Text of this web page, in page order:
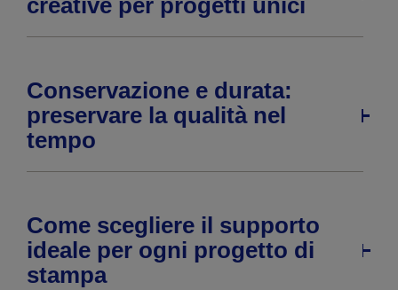
creative per progetti unici
Conservazione e durata:
preservare la qualità nel
tempo
Come scegliere il supporto
ideale per ogni progetto di
stampa